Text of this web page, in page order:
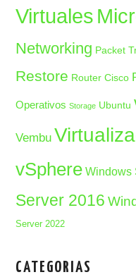
Virtuales
Networking Packet
Restore Router Cisco
Operativos Storage Ubuntu
Vembu
vSphere Windows
Server 2016
Server 2022
CATEGORIAS